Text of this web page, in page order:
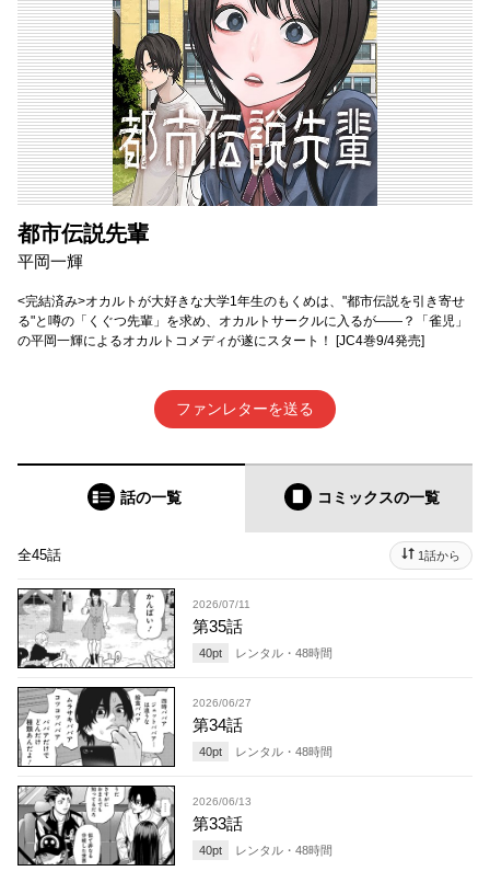
都市伝説先輩
平岡一輝
<完結済み>オカルトが大好きな大学1年生のもくめは、"都市伝説を引き寄せ
る"と噂の「くぐつ先輩」を求め、オカルトサークルに入るが――？「雀児」
の平岡一輝によるオカルトコメディが遂にスタート！ [JC4巻9/4発売]
ファンレターを送る
話の一覧 コミックスの一覧
全45話 1話から
2026/07/11
第35話
40pt レンタル・ 48時間
2026/06/27
第34話
40pt レンタル・ 48時間
2026/06/13
第33話
40pt レンタル・ 48時間